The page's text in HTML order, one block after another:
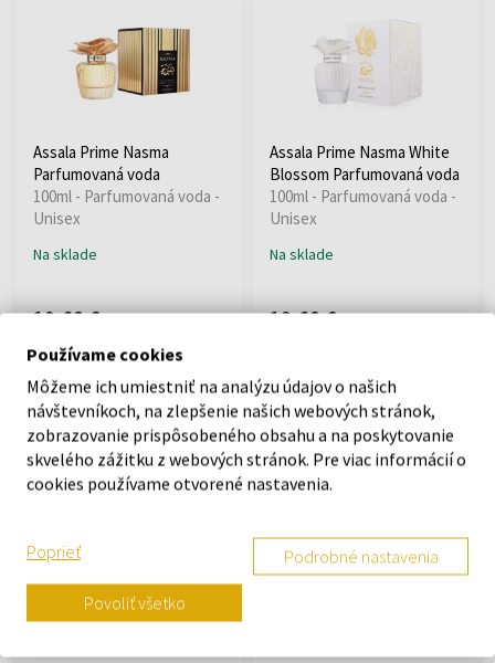
Assala Prime Nasma
Parfumovaná voda
100ml - Parfumovaná voda -
Unisex
Na sklade
19,68 €
Assala Prime Nasma White
Blossom Parfumovaná voda
100ml - Parfumovaná voda -
Unisex
Na sklade
19,68 €
Parfumovaná voda
100ml - Parfumovaná voda -
Unisex
Na sklade
Parfumovaná voda
100ml - Parfumovaná voda -
Používame cookies
Môžeme ich umiestniť na analýzu údajov o našich
návštevníkoch, na zlepšenie našich webových stránok,
zobrazovanie prispôsobeného obsahu a na poskytovanie
skvelého zážitku z webových stránok. Pre viac informácií o
cookies používame otvorené nastavenia.
Poprieť Podrobné nastavenia
Povoliť všetko